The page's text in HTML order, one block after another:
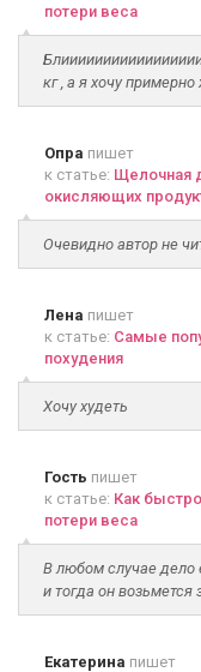
потери веса
кг , а я хочу примерно
Опра пишет
к статье: Щелочная
окисляющих
Очевидно автор не
Лена пишет
к статье: Самые
похудения
Хочу худеть
Гость пишет
к статье: Как
потери веса
В любом случае дело
и тогда он возьмется
Екатерина пишет